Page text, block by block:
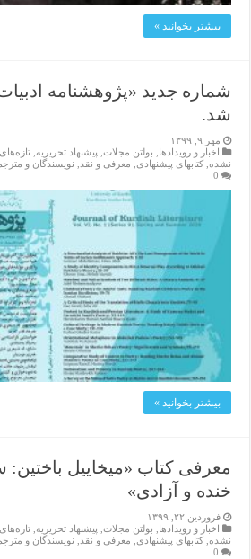
بیشتر بخوانید »
شماره جدید «پژوهشنامە
شد.
مهر ۹, ۱۳۹۹
اخبار و رویدادها
بولتن مجلات پیشنهاد تحریریه ,
نشده ,کتابهای پیشنهادی معرفی و نقد
نویسندگان و
0
بیشتر بخوانید »
معرفی کتاب «میخاییل باختین:
خنده و آزادی»
فروردین ۲۲, ۱۳۹۹
اخبار و رویدادها, بولتن مجلات, پیشنهاد تحریریه,
نشده,کتابهای پیشنهادی, معرفی و نقد, نویسندگان و
0